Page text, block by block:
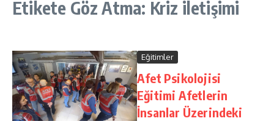
Etikete Göz Atma: Kriz iletişimi
Eğitimler
Afet Psikolojisi
Eğitimi Afetlerin
İnsanlar Üzerindeki